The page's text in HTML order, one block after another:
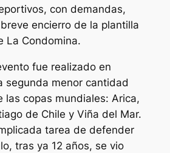
con demandas,
encierro de la plantilla
La Condomina.
fue realizado en
segunda menor cantidad
las copas mundiales: Arica,
de Chile y Viña del Mar.
tarea de defender
tras ya 12 años, se vio